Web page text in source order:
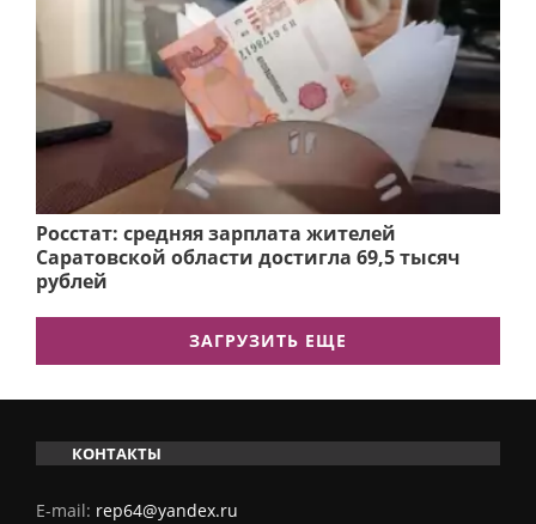
Росстат: средняя зарплата жителей
Саратовской области достигла 69,5 тысяч
рублей
ЗАГРУЗИТЬ ЕЩЕ
КОНТАКТЫ
E-mail: rep64@yandex.ru